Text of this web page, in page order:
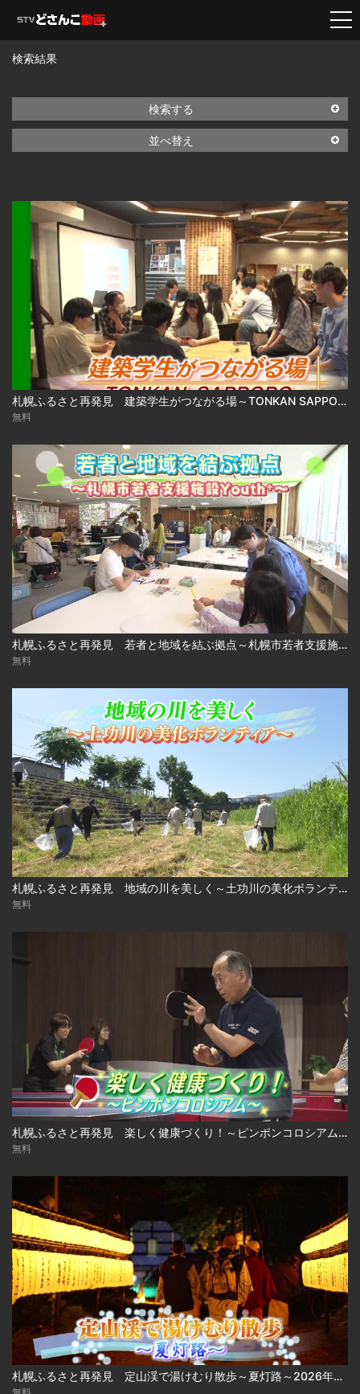
検索結果
検索する
並べ替え
札幌ふるさと再発見 建築学生がつながる場～TONKAN SAPPORO～2026年8月1日放送
無料
札幌ふるさと再発見 若者と地域を結ぶ拠点～札幌市若者支援施設 Youth⁺～2026年7月25日放送
無料
札幌ふるさと再発見 地域の川を美しく～土功川の美化ボランティア～2026年7月18日放送
無料
札幌ふるさと再発見 楽しく健康づくり！～ピンポンコロシアム～2026年7月11日放送
無料
札幌ふるさと再発見 定山渓で湯けむり散歩～夏灯路～2026年7月4日放送